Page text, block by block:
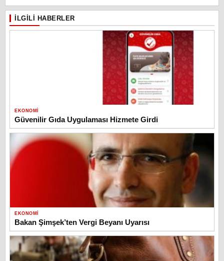
İLGILI HABERLER
EKONOMI
Güvenilir Gıda Uygulaması Hizmete Girdi
EKONOMI
Bakan Şimşek’ten Vergi Beyanı Uyarısı